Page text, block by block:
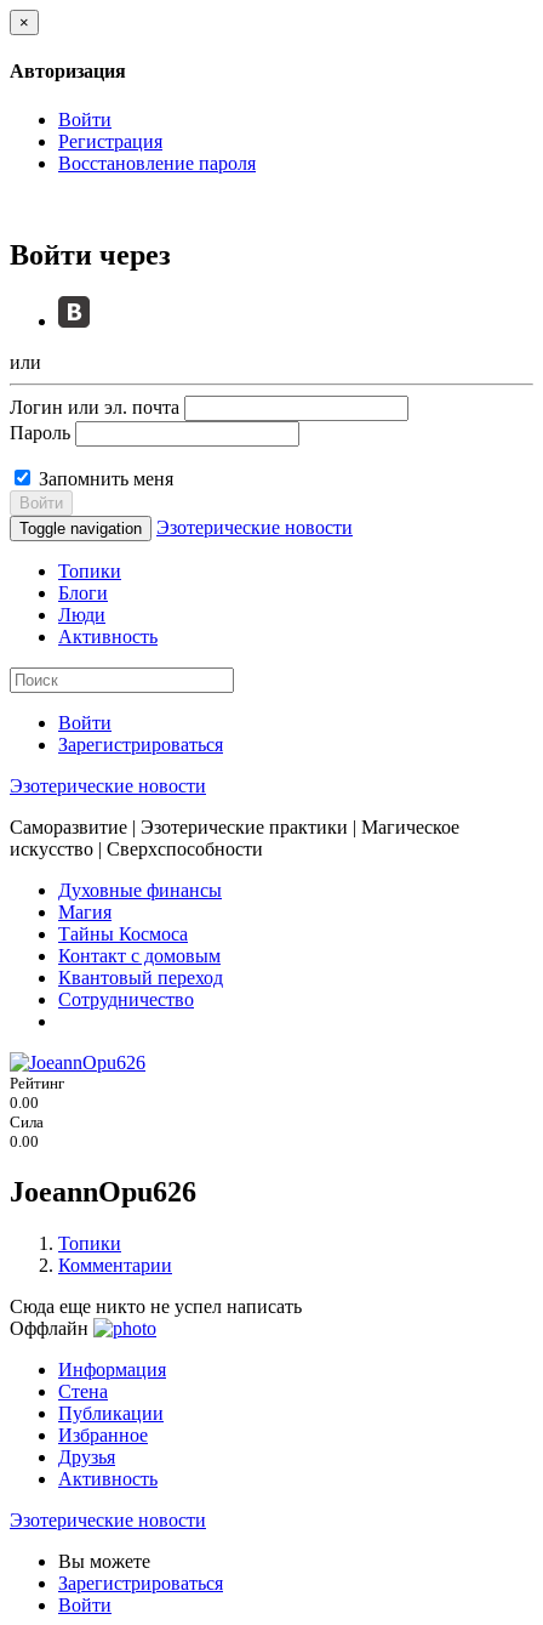
×
Авторизация
Войти
Регистрация
Восстановление пароля
Войти через
или
Логин или эл. почта
Пароль
Запомнить меня
Войти
Toggle navigation
Эзотерические новости
Топики
Блоги
Люди
Активность
Войти
Зарегистрироваться
Эзотерические новости
Саморазвитие | Эзотерические практики | Магическое
искусство | Сверхспособности
Духовные финансы
Магия
Тайны Космоса
Контакт с домовым
Квантовый переход
Сотрудничество
Рейтинг
0.00
Сила
0.00
JoeannOpu626
Топики
Комментарии
Сюда еще никто не успел написать
Оффлайн
Информация
Стена
Публикации
Избранное
Друзья
Активность
Эзотерические новости
Вы можете
Зарегистрироваться
Войти